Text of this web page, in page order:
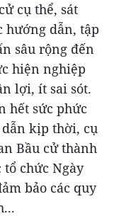
cụ thể, sát
hướng dẫn, tập
sâu rộng đến
hiện nghiệp
lợi, ít sai sót.
hết sức phức
kịp thời, cụ
Bầu cử thành
tổ chức Ngày
bảo các quy